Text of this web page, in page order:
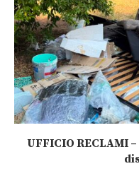
UFFICIO RECLAMI